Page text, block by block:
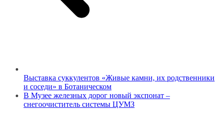
Выставка суккулентов «Живые камни, их родственники
и соседи» в Ботаническом
В Музее железных дорог новый экспонат –
снегоочиститель системы ЦУМЗ